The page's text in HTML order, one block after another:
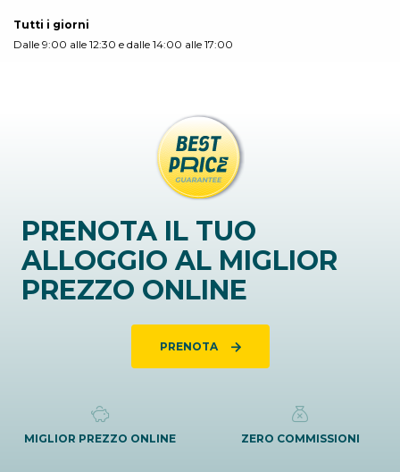
Tutti i giorni
Dalle 9:00 alle 12:30 e dalle 14:00 alle 17:00
PRENOTA IL TUO
ALLOGGIO AL MIGLIOR
PREZZO ONLINE
PRENOTA
MIGLIOR PREZZO ONLINE ZERO COMMISSIONI